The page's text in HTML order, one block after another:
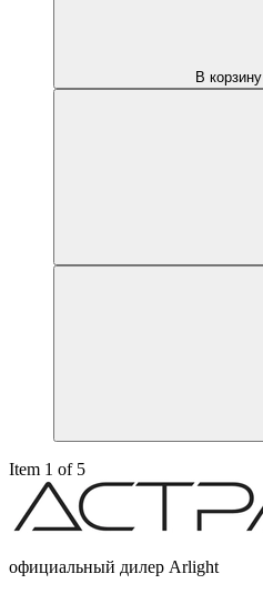
В корзину
Item 1 of 5
официальный дилер Arlight